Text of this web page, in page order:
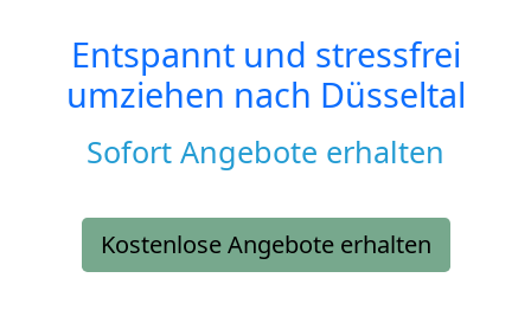
Entspannt und stressfrei
umziehen nach Düsseltal
Sofort Angebote erhalten
Kostenlose Angebote erhalten